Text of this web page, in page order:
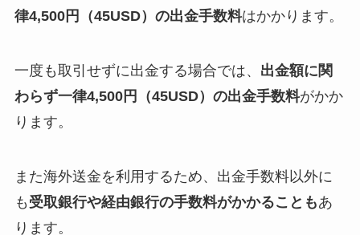
律4,500円（45USD）の出金手数料はかかります。
一度も取引せずに出金する場合では、 出金額に関
わらず一律4,500円（45USD）の出金手数料がかか
ります。
また海外送金を利用するため、出金手数料以外に
も 受取銀行や経由銀行の手数料がかかることもあ
ります。